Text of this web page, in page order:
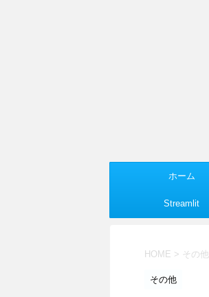
ホーム
Streamlit
HOME > その他
その他